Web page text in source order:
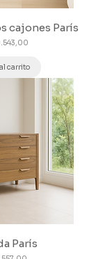
cajones París
carrito
París